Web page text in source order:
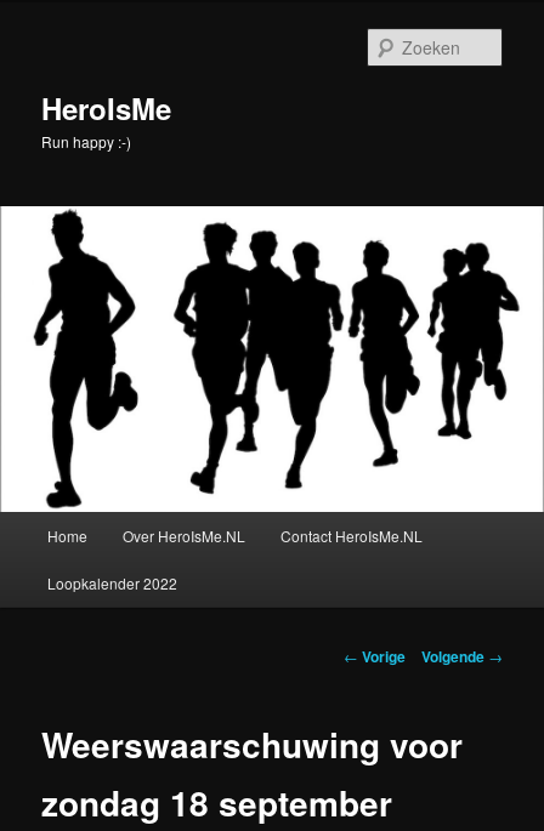
inhoudHeroIsMe
Run happy :-)
Home Over HeroIsMe.NL Contact HeroIsMe.NL
Loopkalender 2022
Berichtnavigatie
← Vorige Volgende →
Weerswaarschuwing voor
zondag 18 september